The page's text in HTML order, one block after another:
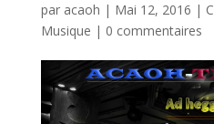
par acaoh | Mai 12, 2016 |
Musique | 0 commentaires